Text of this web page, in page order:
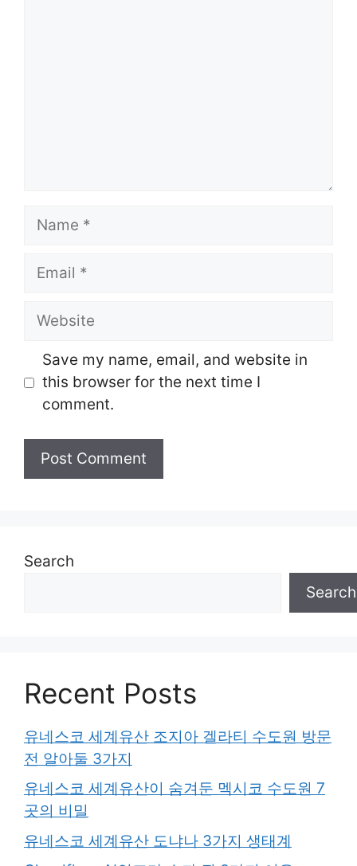
Name
Email
Website
Save my name, email, and website in
this browser for the next time I
comment.
Search
Search
Recent Posts
유네스코 세계유산 조지아 겔라티 수도원 방문
전 알아둘 3가지
유네스코 세계유산이 숨겨둔 멕시코 수도원 7
곳의 비밀
유네스코 세계유산 도냐나 3가지 생태계